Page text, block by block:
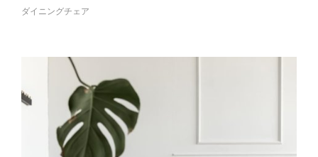
ダイニングチェア